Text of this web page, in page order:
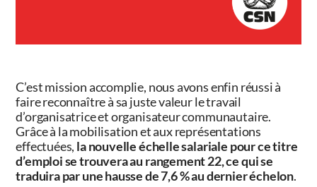
C’est mission accomplie, nous avons enfin réussi à
faire reconnaître à sa juste valeur le travail
d’organisatrice et organisateur communautaire.
Grâce à la mobilisation et aux représentations
effectuées, la nouvelle échelle salariale pour ce titre
d’emploi se trouvera au rangement 22, ce qui se
traduira par une hausse de 7,6 % au dernier échelon.